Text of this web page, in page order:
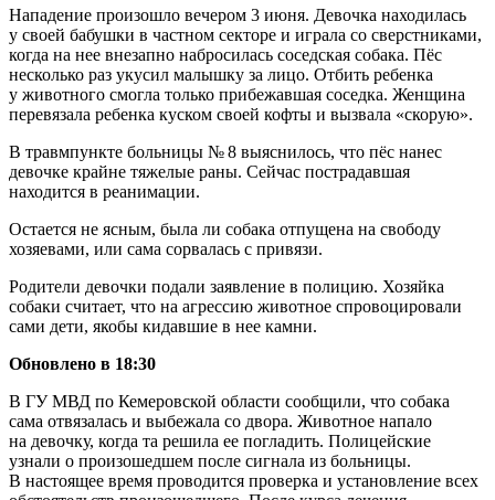
Нападение произошло вечером 3 июня. Девочка находилась
у своей бабушки в частном секторе и играла со сверстниками,
когда на нее внезапно набросилась соседская собака. Пёс
несколько раз укусил малышку за лицо. Отбить ребенка
у животного смогла только прибежавшая соседка. Женщина
перевязала ребенка куском своей кофты и вызвала «скорую».
В травмпункте больницы № 8 выяснилось, что пёс нанес
девочке крайне тяжелые раны. Сейчас пострадавшая
находится в реанимации.
Остается не ясным, была ли собака отпущена на свободу
хозяевами, или сама сорвалась с привязи.
Родители девочки подали заявление в полицию. Хозяйка
собаки считает, что на агрессию животное спровоцировали
сами дети, якобы кидавшие в нее камни.
Обновлено в 18:30
В ГУ МВД по Кемеровской области сообщили, что собака
сама отвязалась и выбежала со двора. Животное напало
на девочку, когда та решила ее погладить. Полицейские
узнали о произошедшем после сигнала из больницы.
В настоящее время проводится проверка и установление всех